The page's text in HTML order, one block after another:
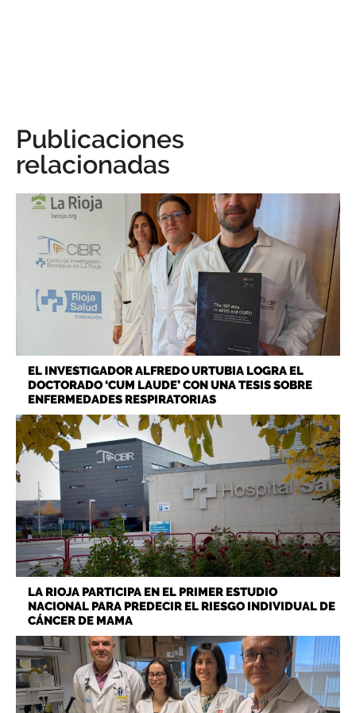
Publicaciones
relacionadas
EL INVESTIGADOR ALFREDO URTUBIA LOGRA EL
DOCTORADO ‘CUM LAUDE’ CON UNA TESIS SOBRE
ENFERMEDADES RESPIRATORIAS
LA RIOJA PARTICIPA EN EL PRIMER ESTUDIO
NACIONAL PARA PREDECIR EL RIESGO INDIVIDUAL DE
CÁNCER DE MAMA